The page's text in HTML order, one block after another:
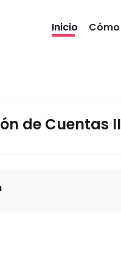
Inicio
de Cuentas